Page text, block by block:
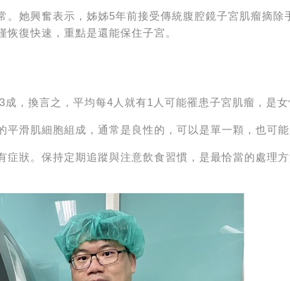
她興奮表示，姊姊5年前接受傳統腹腔鏡子宮肌瘤摘
復快速，重點是還能保住子宮。
，換言之，平均每4人就有1人可能罹患子宮肌瘤，是女
滑肌細胞組成，通常是良性的，可以是單一顆，也可
狀。保持定期追蹤與注意飲食習慣，是最恰當的處理